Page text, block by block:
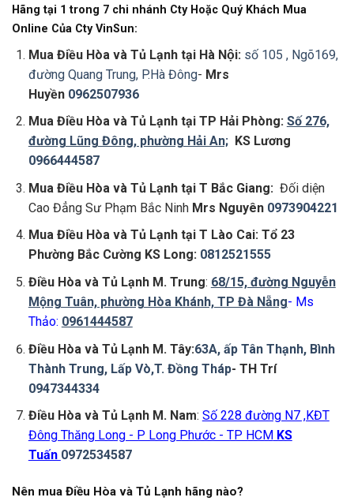
Hãng tại 1 trong 7 chi nhánh Cty Hoặc Quý Khách Mua
Online Của Cty VinSun:
Mua Điều Hòa và Tủ Lạnh tại Hà Nội: số 105 , Ngõ169,
đường Quang Trung, P.Hà Đông- Mrs
Huyền 0962507936
Mua Điều Hòa và Tủ Lạnh tại TP Hải Phòng: Số 276,
đường Lũng Đông, phường Hải An; KS Lương
0966444587
Mua Điều Hòa và Tủ Lạnh tại T Bắc Giang: Đối diện
Cao Đẳng Sư Phạm Bắc Ninh Mrs Nguyên 0973904221
Mua Điều Hòa và Tủ Lạnh tại T Lào Cai: Tổ 23
Phường Bắc Cường KS Long: 0812521555
Điều Hòa và Tủ Lạnh M. Trung: 68/15, đường Nguyễn
Mộng Tuân, phường Hòa Khánh, TP Đà Nẵng- Ms
Thảo: 0961444587
Điều Hòa và Tủ Lạnh M. Tây:63A, ấp Tân Thạnh, Bình
Thành Trung, Lấp Vò,T. Đồng Tháp- TH Trí
0947344334
Điều Hòa và Tủ Lạnh M. Nam: Số 228 đường N7 ,KĐT
Đông Thăng Long - P Long Phước - TP HCM KS
Tuấn 0972534587
Nên mua Điều Hòa và Tủ Lạnh hãng nào?